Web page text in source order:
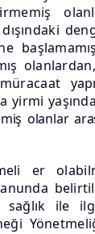
yirmi
olanlar
er
sağlık ile